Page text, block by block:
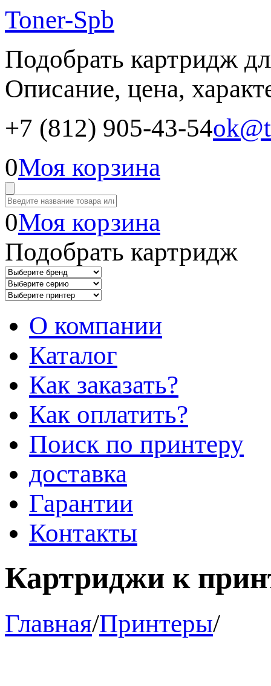
Toner-Spb
Подобрать картридж
Описание, цена,
+7 (812) 905-43-54
0Моя корзина
0Моя корзина
Подобрать картридж
О компании
Каталог
Как заказать?
Как оплатить?
Поиск по принтеру
доставка
Гарантии
Контакты
Картриджи к
Главная/Принтеры/